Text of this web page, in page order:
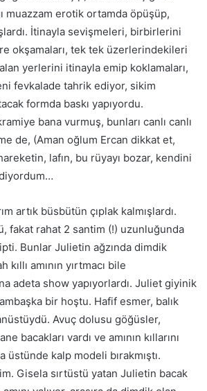
muazzam erotik ortamda öpüşüp,
İtinayla sevişmeleri, birbirlerini
okşamaları, tek tek üzerlerindekileri
yerlerini itinayla emip koklamaları,
fevkalade tahrik ediyor, sikim
formda baskı yapıyordu.
bana vurmuş, bunları canlı canlı
de, (Aman oğlum Ercan dikkat et,
lafın, bu rüyayı bozar, kendini
artık büsbütün çıplak kalmışlardı.
fakat rahat 2 santim (!) uzunluğunda
Bunlar Julietin ağzında dimdik
kıllı amının yırtmacı bile
adeta show yapıyorlardı. Juliet giyinik
bir hoştu. Hafif esmer, balık
Avuç dolusu göğüsler,
bacakları vardı ve amının kıllarını
üstünde kalp modeli bırakmıştı.
Gisela sırtüstü yatan Julietin bacak